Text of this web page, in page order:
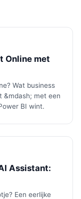
Online met
Wat business
&mdash; met een
BI wint.
Assistant:
Een eerlijke